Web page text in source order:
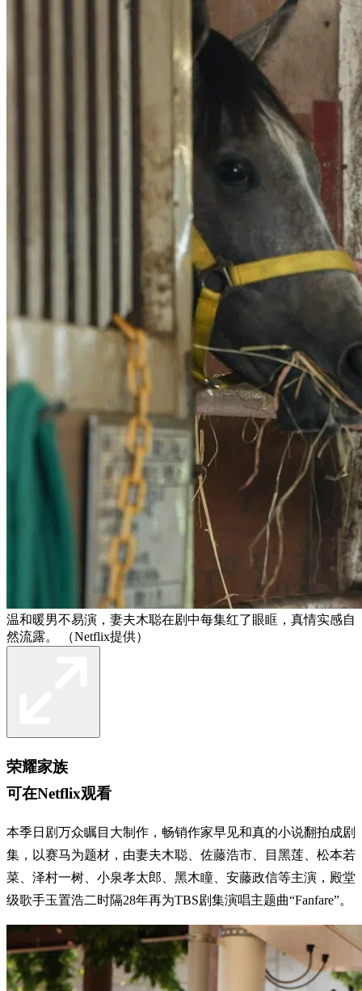
温和暖男不易演，妻夫木聪在剧中每集红了眼眶，真情实感自
然流露。 （Netflix提供）
荣耀家族
可在Netflix观看
本季日剧万众瞩目大制作，畅销作家早见和真的小说翻拍成剧
集，以赛马为题材，由妻夫木聪、佐藤浩市、目黑莲、松本若
菜、泽村一树、小泉孝太郎、黑木瞳、安藤政信等主演，殿堂
级歌手玉置浩二时隔28年再为TBS剧集演唱主题曲“Fanfare”。